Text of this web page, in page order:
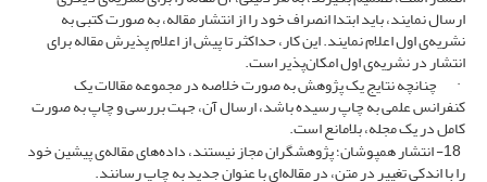
ارسال نمایند، باید ابتدا انصراف خود را از انتشار مقاله، به صورت کتبی به
نشریه‌ی اول اعلام نمایند. این کار، حداکثر تا پیش از اعلام پذیرش مقاله برای
انتشار در نشریه‌ی اول امکان‌پذیر است.
· چنانچه نتایج یک پژوهش به صورت خلاصه در مجموعه مقالات یک
کنفرانس علمی به چاپ رسیده باشد، ارسال آن، جهت بررسی و چاپ به صورت
کامل در یک مجله، بلامانع است.
18- انتشار همپوشان؛ پژوهشگران مجاز نیستند، داده‌های مقاله‌ی پیشین خود
را با اندکی تغییر در متن، در مقاله‌ای با عنوان جدید به چاپ رسانند.